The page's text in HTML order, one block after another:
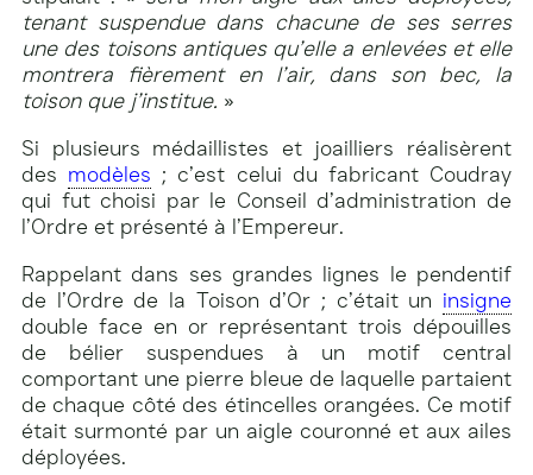
tenant suspendue dans chacune de ses serres
une des toisons antiques qu’elle a enlevées et elle
montrera fièrement en l’air, dans son bec, la
toison que j’institue. »
Si plusieurs médaillistes et joailliers réalisèrent
des modèles ; c’est celui du fabricant Coudray
qui fut choisi par le Conseil d’administration de
l’Ordre et présenté à l’Empereur.
Rappelant dans ses grandes lignes le pendentif
de l’Ordre de la Toison d’Or ; c’était un insigne
double face en or représentant trois dépouilles
de bélier suspendues à un motif central
comportant une pierre bleue de laquelle partaient
de chaque côté des étincelles orangées. Ce motif
était surmonté par un aigle couronné et aux ailes
déployées.